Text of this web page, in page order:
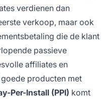
verdienen dan
verkoop, maar ook
die de klant
passieve
affiliates en
producten met
Per-Install (PPI) komt